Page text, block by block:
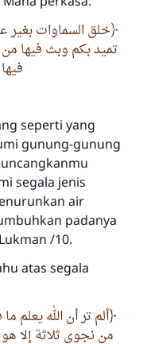
خلق السماوات بغير
تميد بكم وبث فيها من
seperti yang
gunung-gunung
segala jenis
air
padanya
/10.
atas segala
ألم تر أن الله يعلم
من نجوى ثلاثة إلا